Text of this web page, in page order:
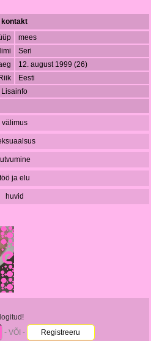
kontakt
mees
Seri
12. august 1999 (26)
Riik
Eesti
Lisainfo
välimus
töö ja elu
huvid
- VÕI - Registreeru